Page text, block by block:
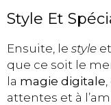
Style Et
Ensuite, le style
que ce soit le
la magie digitale
attentes et à